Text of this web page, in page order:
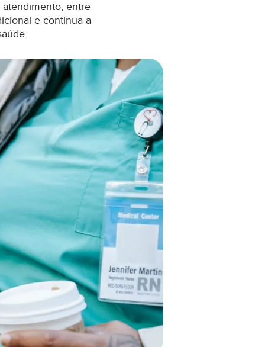
entre
e continua a